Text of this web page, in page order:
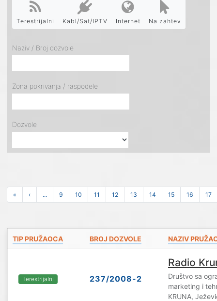
Terestrijalni Kabl/Sat/IPTV Internet Na zahtev
Naziv / Broj dozvole
Zona pokrivanja / raspodele
Dozvole
« ‹ ... 9 10 11 12 13 14 15 16 17
TIP PRUŽAOCA BROJ DOZVOLE NAZIV
Terestrijalni 237/2008-2
Radio
Društvo sa
marketing i
KRUNA,